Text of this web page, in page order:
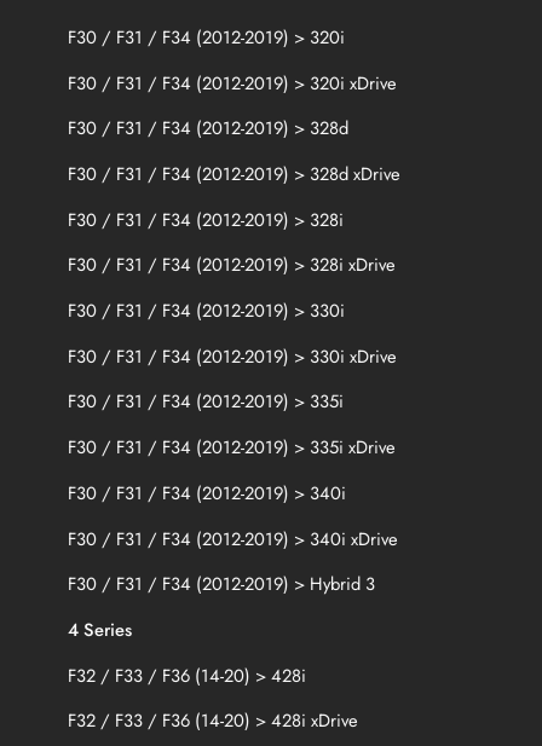
a
i
n
g
F30 / F31 / F34 (2012-2019) > 320i
F30 / F31 / F34 (2012-2019) > 320i xDrive
F30 / F31 / F34 (2012-2019) > 328d
F30 / F31 / F34 (2012-2019) > 328d xDrive
F30 / F31 / F34 (2012-2019) > 328i
F30 / F31 / F34 (2012-2019) > 328i xDrive
F30 / F31 / F34 (2012-2019) > 330i
F30 / F31 / F34 (2012-2019) > 330i xDrive
F30 / F31 / F34 (2012-2019) > 335i
F30 / F31 / F34 (2012-2019) > 335i xDrive
F30 / F31 / F34 (2012-2019) > 340i
F30 / F31 / F34 (2012-2019) > 340i xDrive
F30 / F31 / F34 (2012-2019) > Hybrid 3
4 Series
F32 / F33 / F36 (14-20) > 428i
F32 / F33 / F36 (14-20) > 428i xDrive